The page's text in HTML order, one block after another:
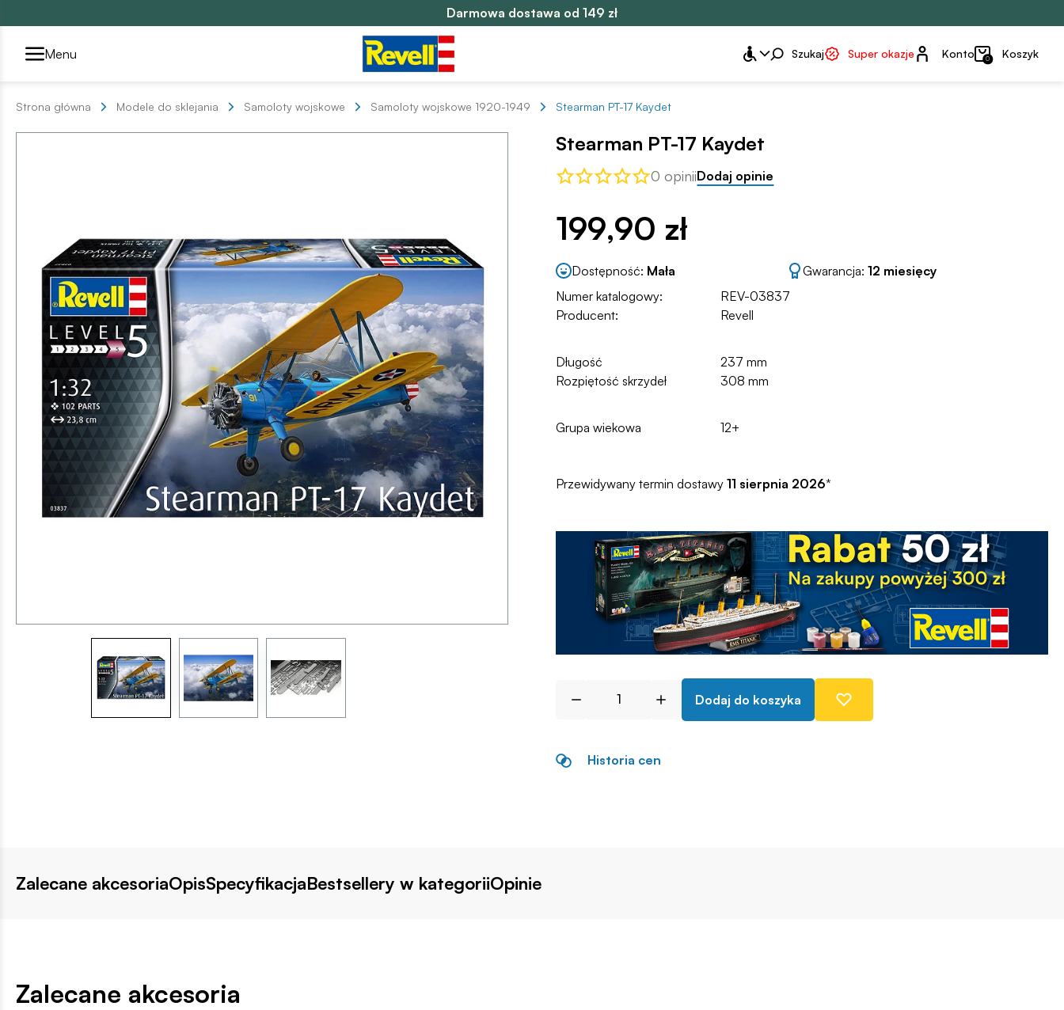
Darmowa dostawa od 149 zł
Przełącznik segmentów2
Menu Szukaj Super okazje Konto
Konto 0 Koszyk
Strona główna Modele do sklejania Samoloty wojskowe Samoloty wojskowe 1920-1949 Stearman PT-17 Kaydet
Stearman PT-17 Kaydet
0 opiniiDodaj opinie
199,90 zł
Dostępność: Mała Gwarancja: 12 miesięcy
Numer katalogowy:
REV-03837
Producent:
Revell
Długość
237 mm
Rozpiętość skrzydeł
308 mm
Grupa wiekowa 12+
Przewidywany termin dostawy 11 sierpnia 2026*
Dodaj do koszyka
Historia cen
Zalecane akcesoriaOpisSpecyfikacjaBestsellery w kategoriiOpinie
Zalecane akcesoria